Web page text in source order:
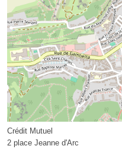
Crédit Mutuel
2 place Jeanne d'Arc